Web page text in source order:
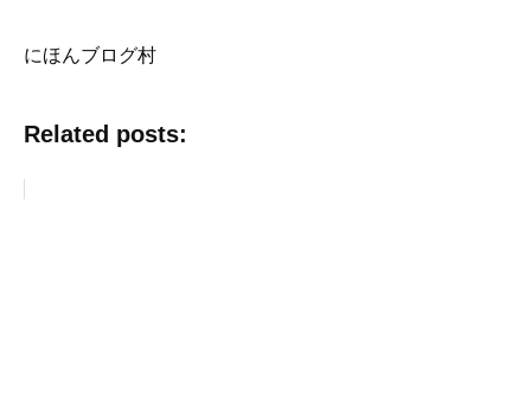
にほんブログ村
Related posts: